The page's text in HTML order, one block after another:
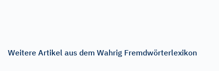
Weitere Artikel aus dem Wahrig Fremdwörterlexikon